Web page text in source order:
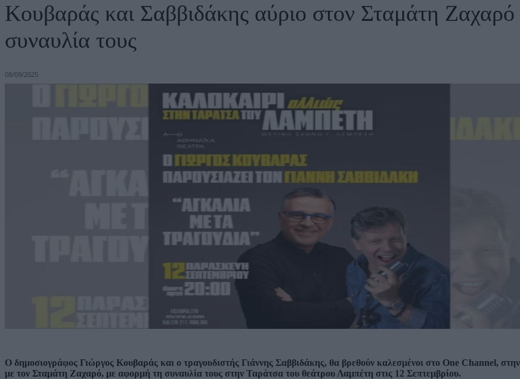
Κουβαράς και Σαββιδάκης αύριο στον Σταμάτη Ζαχαρό
συναυλία τους
08/09/2025
Ο δημοσιογράφος Γιώργος Κουβαράς και ο τραγουδιστής Γιάννης Σαββιδάκης, θα βρεθούν καλεσμένοι στο One Channel,
με τον Σταμάτη Ζαχαρό, με αφορμή τη συναυλία τους στην Ταράτσα του θεάτρου Λαμπέτη στις 12 Σεπτεμβρίου.